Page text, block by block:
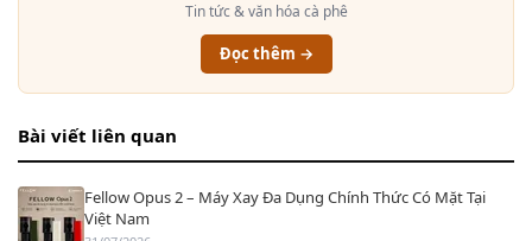
Tin tức & văn hóa cà phê
Đọc thêm →
Bài viết liên quan
Fellow Opus 2 – Máy Xay Đa Dụng Chính Thức Có Mặt Tại
Việt Nam